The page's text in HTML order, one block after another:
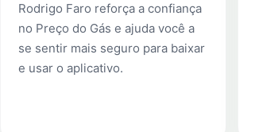
Rodrigo Faro reforça a confiança
no Preço do Gás e ajuda você a
se sentir mais seguro para baixar
e usar o aplicativo.